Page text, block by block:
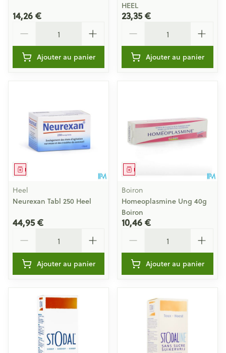
14,26 €
Ajouter au panier
HEEL
23,35 €
Ajouter au panier
Médicament
Heel
Neurexan Tabl 250 Heel
44,95 €
Ajouter au panier
Médicament
Boiron
Homeoplasmine Ung 40g
Boiron
10,46 €
Ajouter au panier